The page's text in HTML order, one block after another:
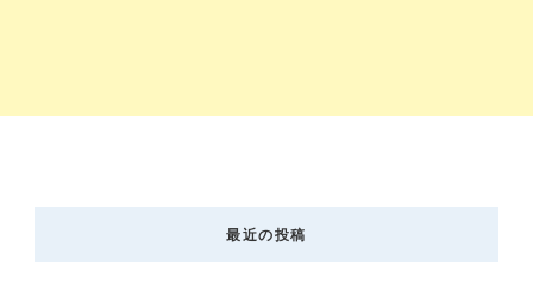
最近の投稿